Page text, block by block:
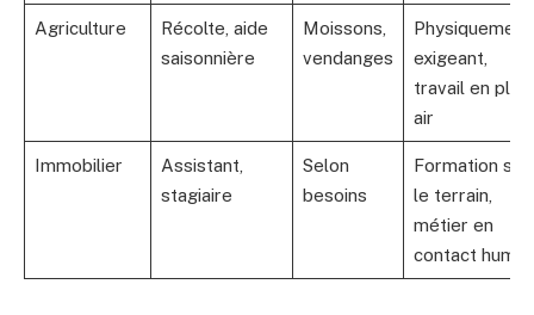
Agriculture
Récolte, aide
saisonnière
Moissons,
vendanges
Physiquement
exigeant,
travail en plein
air
Immobilier
Assistant,
stagiaire
Selon
besoins
Formation sur
le terrain,
métier en
contact